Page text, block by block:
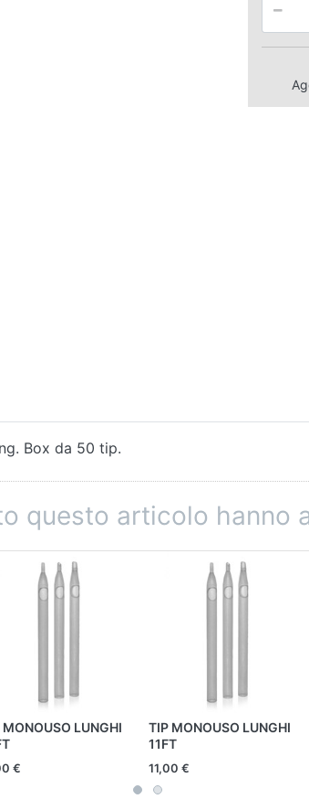
Box da 50 tip.
questo articolo hanno
MONOUSO LUNGHI
€
TIP MONOUSO LUNGHI
11FT
11,00 €